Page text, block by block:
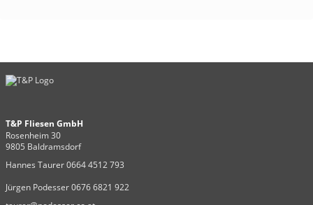
T&P Fliesen GmbH
Rosenheim 30
9805 Baldramsdorf
Hannes Taurer 0664 4512 793
Jürgen Podesser 0676 6821 922